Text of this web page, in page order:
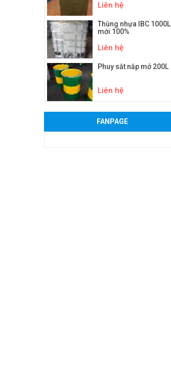
Liên hệ
Thùng nhựa IBC 1000L
mới 100%
Liên hệ
Phuy sắt nắp mở 200L
Liên hệ
FANPAGE